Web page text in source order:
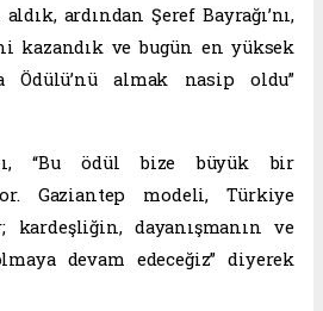
ardından Şeref Bayrağı’nı,
kazandık ve bugün en yüksek
Ödülü’nü almak nasip oldu”
“Bu ödül bize büyük bir
Gaziantep modeli, Türkiye
kardeşliğin, dayanışmanın ve
devam edeceğiz” diyerek